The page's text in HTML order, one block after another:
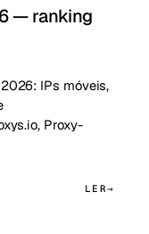
— ranking
IPs móveis,
Proxy-
LER